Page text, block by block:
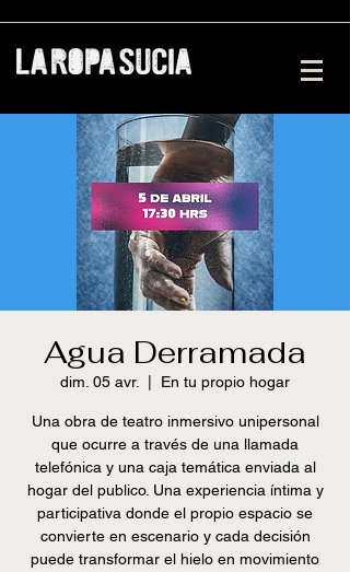
Agua Derramada
dim. 05 avr. En tu propio hogar
Una obra de teatro inmersivo unipersonal
que ocurre a través de una llamada
telefónica y una caja temática enviada al
hogar del publico. Una experiencia íntima y
participativa donde el propio espacio se
convierte en escenario y cada decisión
puede transformar el hielo en movimiento